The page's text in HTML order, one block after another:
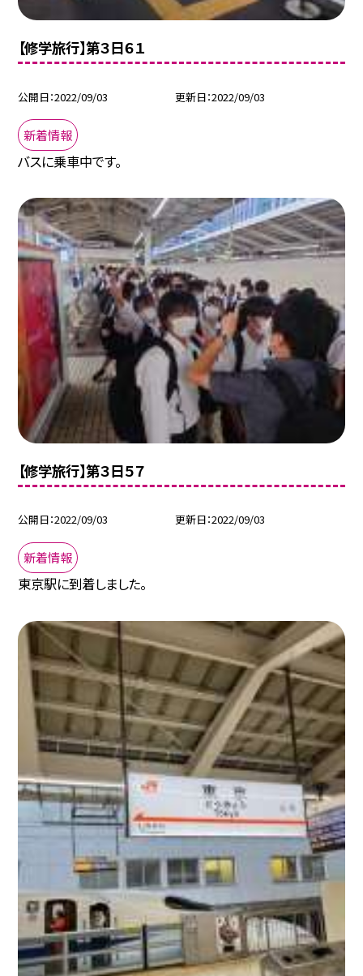
【修学旅行】第３日６１
公開日 2022/09/03 更新日 2022/09/03
新着情報
バスに乗車中です。
【修学旅行】第３日５７
公開日 2022/09/03 更新日 2022/09/03
新着情報
東京駅に到着しました。